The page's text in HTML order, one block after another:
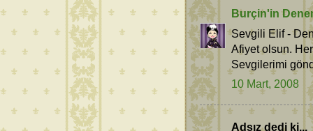
Burçin'in
Sevgili Elif -
Afiyet olsun.
Sevgilerimi
10 Mart, 2008
Adsız dedi ki...